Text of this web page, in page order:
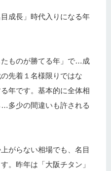
成長」時代入りになる年
ものが勝てる年」で…成
先着１名様限りではな
年です。基本的に全体相
多少の間違いも許される
がらない相場でも、名目
。昨年は「大阪チタン」